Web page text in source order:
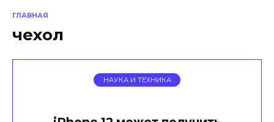
ГЛАВНАЯ
чехол
НАУКА И ТЕХНИКА